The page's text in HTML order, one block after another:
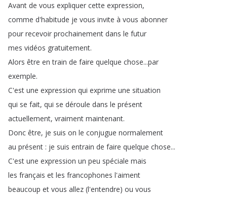
Avant de vous expliquer cette expression,
comme d'habitude je vous invite à vous abonner
pour recevoir prochainement dans le futur
mes vidéos gratuitement.
Alors être en train de faire quelque chose...par
exemple.
C'est une expression qui exprime une situation
qui se fait, qui se déroule dans le présent
actuellement, vraiment maintenant.
Donc être, je suis on le conjugue normalement
au présent : je suis entrain de faire quelque chose...
C'est une expression un peu spéciale mais
les français et les francophones l'aiment
beaucoup et vous allez (l'entendre) ou vous